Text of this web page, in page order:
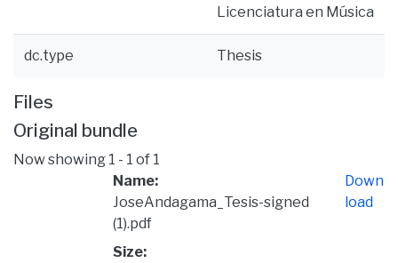
Licenciatura en Música
dc.type Thesis
Files
Original bundle
Now showing 1 - 1 of 1
Name:
JoseAndagama_Tesis-signed
(1).pdf
Size:
Down
load